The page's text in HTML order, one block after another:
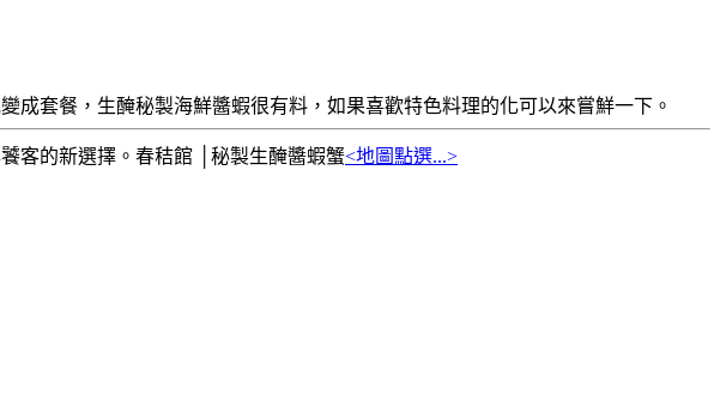
套餐，生醃秘製海鮮醬蝦很有料，如果喜歡特色料理的化可以來嘗鮮一下。
客的新選擇。春秸館 │秘製生醃醬蝦蟹<地圖點選...>